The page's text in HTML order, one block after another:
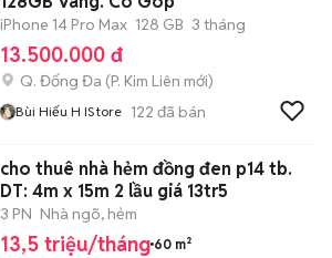
iPhone 14 Pro Max 128 GB 3 tháng
13.500.000 đ
Q. Đống Đa (P. Kim Liên mới)
Bùi Hiếu H IStore 122 đã bán
cho thuê nhà hẻm đồng đen p14 tb.
DT: 4m x 15m 2 lầu giá 13tr5
3 PN Nhà ngõ, hẻm
13,5 triệu/tháng 60 m²